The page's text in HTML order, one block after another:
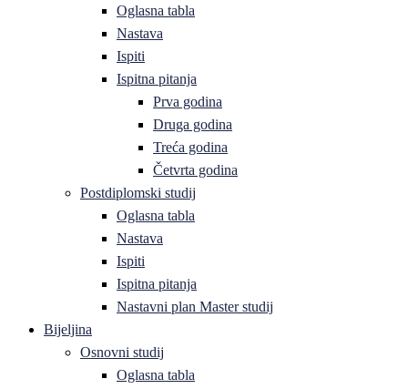
Oglasna tabla
Nastava
Ispiti
Ispitna pitanja
Prva godina
Druga godina
Treća godina
Četvrta godina
Postdiplomski studij
Oglasna tabla
Nastava
Ispiti
Ispitna pitanja
Nastavni plan Master studij
Bijeljina
Osnovni studij
Oglasna tabla